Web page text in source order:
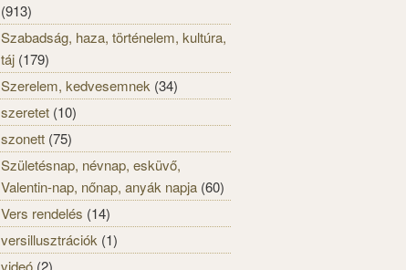
(913)
Szabadság, haza, történelem, kultúra,
táj (179)
Szerelem, kedvesemnek (34)
szeretet (10)
szonett (75)
Születésnap, névnap, esküvő,
Valentin-nap, nőnap, anyák napja (60)
Vers rendelés (14)
versillusztrációk (1)
videó (2)